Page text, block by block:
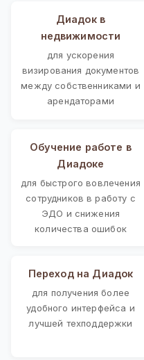
Диадок в
недвижимости
для ускорения
визирования документов
между собственниками и
арендаторами
Обучение работе в
Диадоке
для быстрого вовлечения
сотрудников в работу с
ЭДО и снижения
количества ошибок
Переход на Диадок
для получения более
удобного интерфейса и
лучшей техподдержки